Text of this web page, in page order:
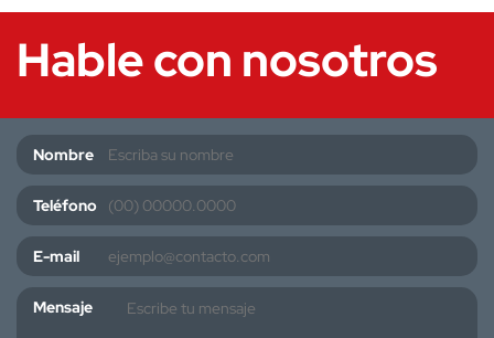
Hable con nosotros
Nombre
Teléfono
E-mail
Mensaje